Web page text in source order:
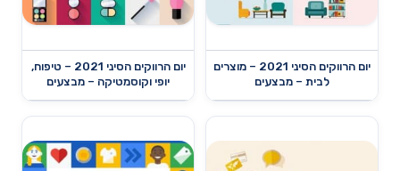
יום הרווקים הסיני 2021 – מוצרים
לבית – מבצעים
יום הרווקים הסיני 2021 – טיפוח,
יופי וקוסמטיקה – מבצעים